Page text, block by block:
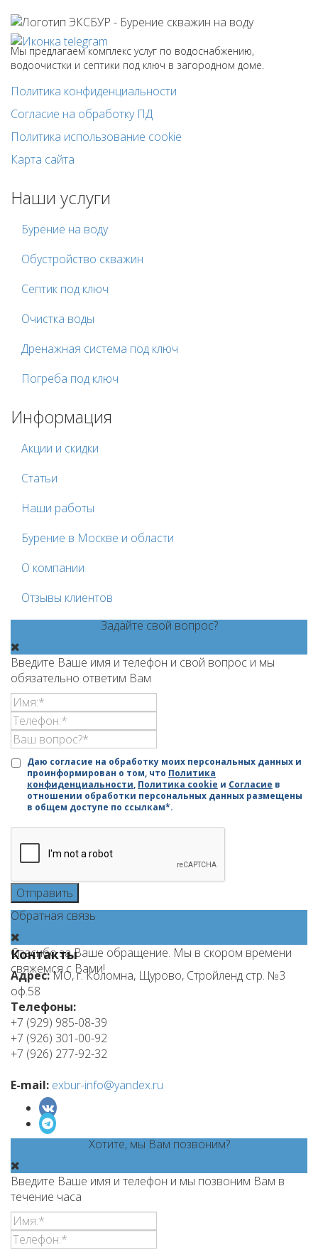
Мы предлагаем комплекс услуг по водоснабжению,
водоочистки и септики под ключ в загородном доме.
Политика конфиденциальности
Согласие на обработку ПД
Политика использование cookie
Карта сайта
Наши услуги
Бурение на воду
Обустройство скважин
Септик под ключ
Очистка воды
Дренажная система под ключ
Погреба под ключ
Информация
Акции и скидки
Статьи
Наши работы
Бурение в Москве и области
О компании
Отзывы клиентов
Задайте свой вопрос?
Введите Ваше имя и телефон и свой вопрос и мы
обязательно ответим Вам
Даю согласие на обработку моих персональных данных и
проинформирован о том, что Политика
конфиденциальности, Политика cookie и Согласие в
отношении обработки персональных данных размещены
в общем доступе по ссылкам*.
Отправить
Обратная связь
Спасибо за Ваше обращение. Мы в скором времени
свяжемся с Вами!
Контакты
Адрес:МО, г. Коломна, Щурово, Стройленд стр. №3
оф.58
Телефоны:
+7 (929) 985-08-39
+7 (926) 301-00-92
+7 (926) 277-92-32
E-mail: exbur-info@yandex.ru
Хотите, мы Вам позвоним?
Введите Ваше имя и телефон и мы позвоним Вам в
течение часа